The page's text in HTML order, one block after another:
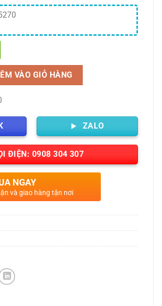
VÀO GIỎ HÀNG
ZALO
ĐIỆN: 0908 304 307
NGAY
và giao hàng tận nơi